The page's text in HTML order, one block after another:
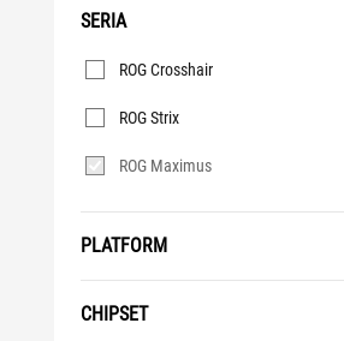
SERIA
Seria
ROG Maximus
ROG Crosshair
ROG Strix
PLATFORM
CHIPSET